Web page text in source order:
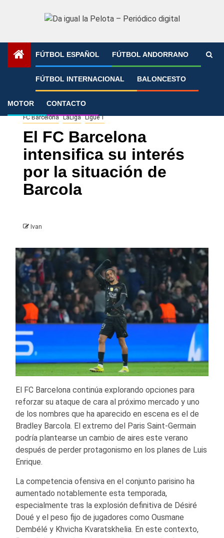
FÚTBOL ESPAÑOL FÚTBOL ANDORRANO
FÚTBOL INTERNACIONAL BALONCESTO
MOTOR CONTACTO
»
FC Barcelona LaLiga Ligue 1
El FC Barcelona
intensifica su interés
por la situación de
Barcola
Ivan
El FC Barcelona continúa explorando opciones para
reforzar su ataque de cara al próximo mercado y uno
de los nombres que ha aparecido en escena es el de
Bradley Barcola. El extremo del Paris Saint-Germain
podría plantearse un cambio de aires este verano
después de perder protagonismo en los planes de Luis
Enrique.
La competencia ofensiva en el conjunto parisino ha
aumentado notablemente esta temporada,
especialmente tras la explosión definitiva de Désiré
Doué y el peso fijo de jugadores como Ousmane
Dembélé y Khvicha Kvaratskhelia. En este contexto,